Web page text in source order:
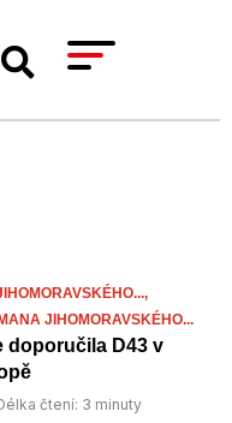
JIHOMORAVSKÉHO...
doporučila D43 v
čtení: 3 minuty